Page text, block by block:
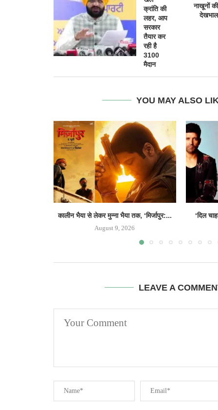
क्रांति की
लहर, आप
सरकार
तैयार कर
रही है
3100
मैदान
नाखूनों की
देखभाल
YOU MAY ALSO
कालीन भैया से लेकर मुन्ना भैया तक, ‘मिर्जापुर:...
August 9, 2026
‘दिल
LEAVE A